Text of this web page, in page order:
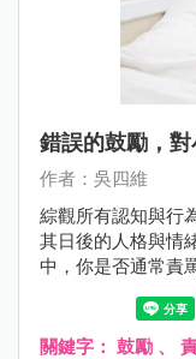
錯誤的鼓勵，
作者：吳四維
綜觀所有認知與行
其日後的人格與情
中，你是否通常責
關鍵字： 鼓勵 、